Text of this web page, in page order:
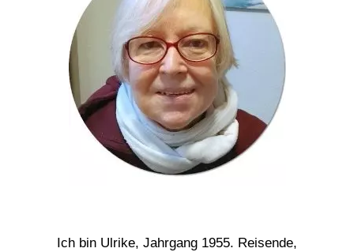
Ich bin Ulrike, Jahrgang 1955. Reisende,